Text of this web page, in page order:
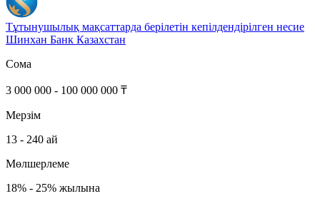
Тұтынушылық мақсаттарда берілетін кепілдендірілген несие
Шинхан Банк Казахстан
Сома
3 000 000 - 100 000 000 ₸
Мерзім
13 - 240 ай
Мөлшерлеме
18% - 25% жылына